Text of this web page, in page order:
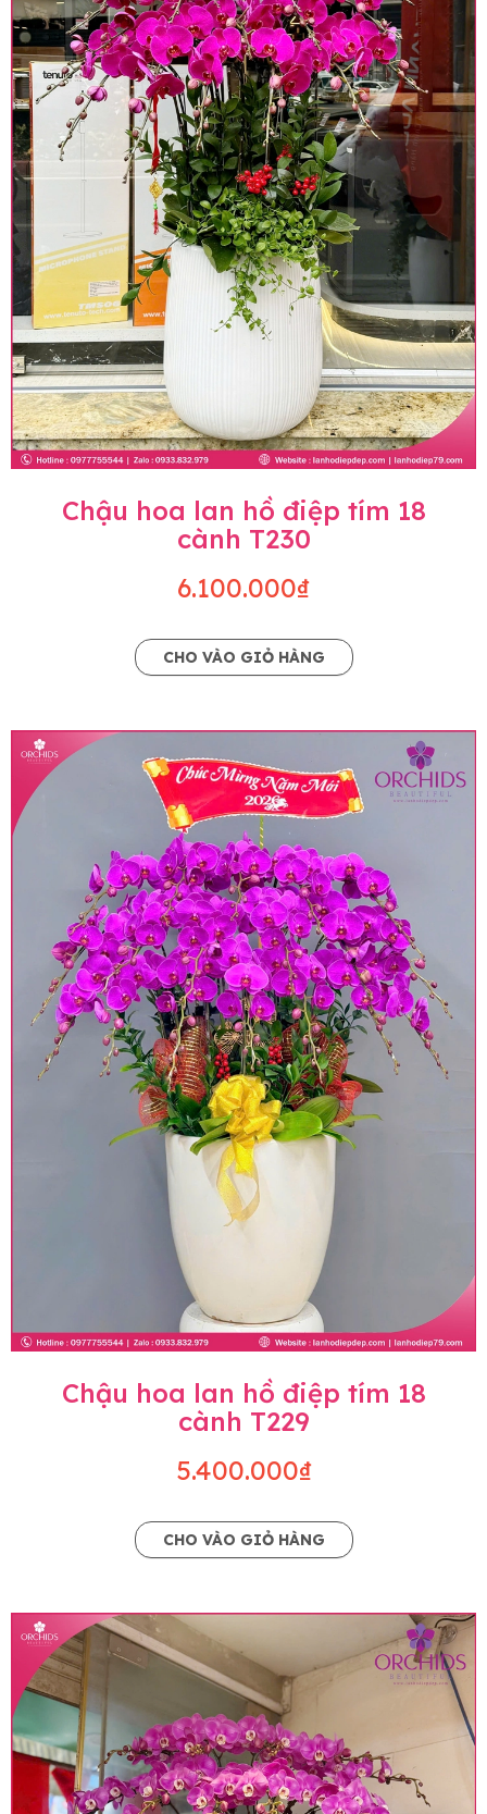
Chậu hoa lan hồ điệp tím 18
cành T230
6.100.000₫
CHO VÀO GIỎ HÀNG
Chậu hoa lan hồ điệp tím 18
cành T229
5.400.000₫
CHO VÀO GIỎ HÀNG